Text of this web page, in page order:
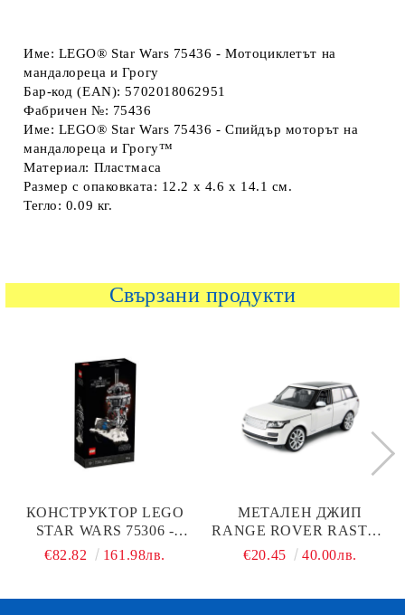
Име: LEGO® Star Wars 75436 - Мотоциклетът на
мандалореца и Грогу
Бар-код (EAN): 5702018062951
Фабричен №: 75436
Име: LEGO® Star Wars 75436 - Спийдър моторът на
мандалореца и Грогу™
Материал: Пластмаса
Размер с опаковката: 12.2 x 4.6 x 14.1 см.
Тегло: 0.09 кг.
Свързани продукти
КОНСТРУКТОР LEGO
STAR WARS 75306 -
IMPERIAL PROBE DROI
€82.82 161.98лв.
МЕТАЛЕН ДЖИП
RANGE ROVER RASTAR
1:24 - 56300 БЯЛ
€20.45 40.00лв.